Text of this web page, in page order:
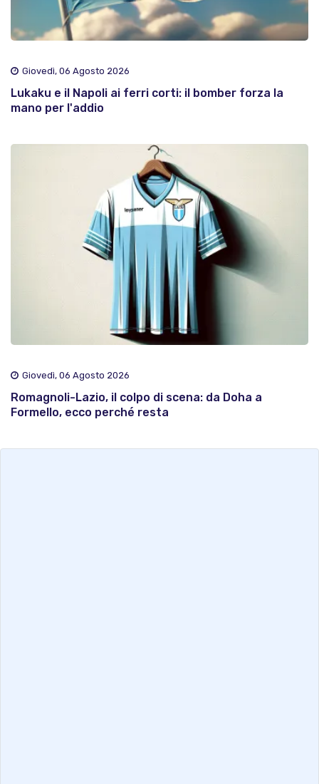
Giovedì, 06 Agosto 2026
Lukaku e il Napoli ai ferri corti: il bomber forza la
mano per l'addio
Giovedì, 06 Agosto 2026
Romagnoli-Lazio, il colpo di scena: da Doha a
Formello, ecco perché resta